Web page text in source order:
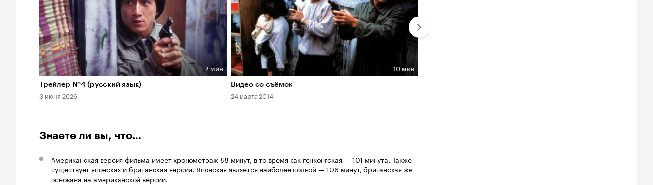
Длительность 2 мин
2 мин
Трейлер №4 (русский язык)
3 июня 2026
Длительность 10 мин
10 мин
Видео со съёмок
24 марта 2014
Знаете ли вы, что…
Американская версия фильма имеет хронометраж 88 минут, в то время как гонконгская — 101 минута. Также
существует японская и британская версии. Японская является наиболее полной — 106 минут, британская же
основана на американской версии.